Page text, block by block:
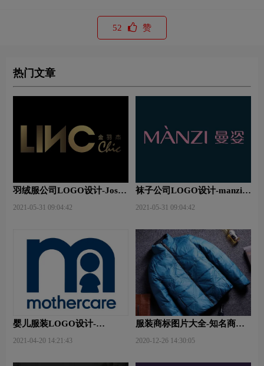
52 赞
热门文章
羽绒服公司LOGO设计-Jossy
2021-05-31 09:04:42
袜子公司LOGO设计-manzi曼
2021-05-31 09:04:42
婴儿服装LOGO设计-
计
2021-04-20 14:21:43
服装商标图片大全-知名商标
2020-12-26 14:30:05